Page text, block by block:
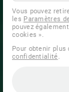
Vous pouvez
les Paramètres
pouvez
cookies ».
Pour obtenir
confidentialité